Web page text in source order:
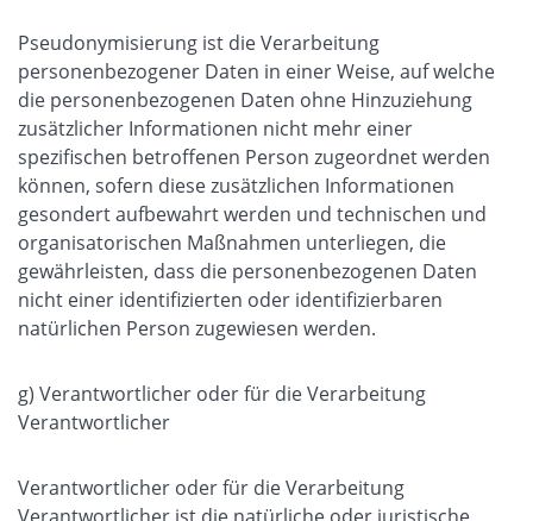
Pseudonymisierung ist die Verarbeitung
personenbezogener Daten in einer Weise, auf welche
die personenbezogenen Daten ohne Hinzuziehung
zusätzlicher Informationen nicht mehr einer
spezifischen betroffenen Person zugeordnet werden
können, sofern diese zusätzlichen Informationen
gesondert aufbewahrt werden und technischen und
organisatorischen Maßnahmen unterliegen, die
gewährleisten, dass die personenbezogenen Daten
nicht einer identifizierten oder identifizierbaren
natürlichen Person zugewiesen werden.
g) Verantwortlicher oder für die Verarbeitung
Verantwortlicher
Verantwortlicher oder für die Verarbeitung